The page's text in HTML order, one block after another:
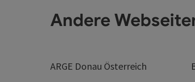
Andere
ARGE Donau Österreich